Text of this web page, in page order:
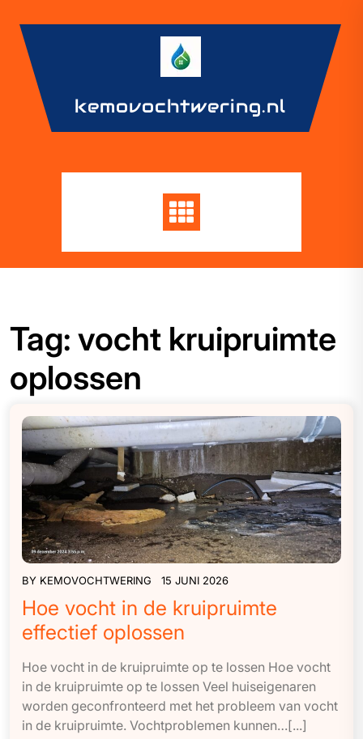
content
kemovochtwering.nl
Tag: vocht kruipruimte
oplossen
BY KEMOVOCHTWERING 15 JUNI 2026
Hoe vocht in de kruipruimte
effectief oplossen
Hoe vocht in de kruipruimte op te lossen Hoe vocht
in de kruipruimte op te lossen Veel huiseigenaren
worden geconfronteerd met het probleem van vocht
in de kruipruimte. Vochtproblemen kunnen…[...]